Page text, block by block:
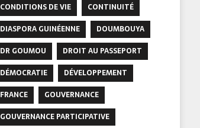
CONDITIONS DE VIE
CONTINUITÉ
DIASPORA GUINÉENNE
DOUMBOUYA
DR GOUMOU
DROIT AU PASSEPORT
DÉMOCRATIE
DÉVELOPPEMENT
FRANCE
GOUVERNANCE
GOUVERNANCE PARTICIPATIVE